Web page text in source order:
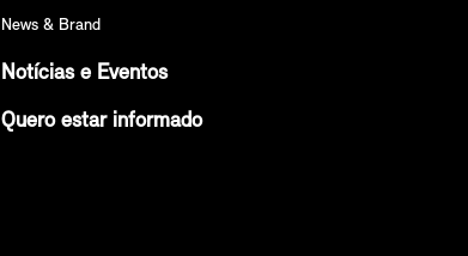
News & Brand
Notícias e Eventos
Quero estar informado